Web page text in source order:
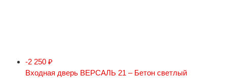
-2 250 ₽
Входная дверь ВЕРСАЛЬ 21 – Бетон светлый